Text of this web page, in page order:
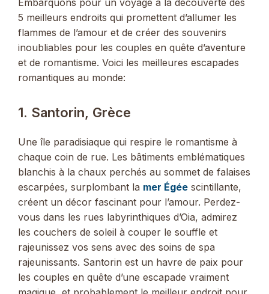
Embarquons pour un voyage à la découverte des
5 meilleurs endroits qui promettent d’allumer les
flammes de l’amour et de créer des souvenirs
inoubliables pour les couples en quête d’aventure
et de romantisme. Voici les meilleures escapades
romantiques au monde:
1. Santorin, Grèce
Une île paradisiaque qui respire le romantisme à
chaque coin de rue. Les bâtiments emblématiques
blanchis à la chaux perchés au sommet de falaises
escarpées, surplombant la mer Égée scintillante,
créent un décor fascinant pour l’amour. Perdez-
vous dans les rues labyrinthiques d’Oia, admirez
les couchers de soleil à couper le souffle et
rajeunissez vos sens avec des soins de spa
rajeunissants. Santorin est un havre de paix pour
les couples en quête d’une escapade vraiment